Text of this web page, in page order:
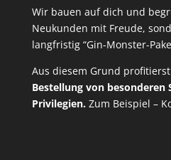
Wir bauen auf dich und
Neukunden mit Freude,
langfristig “Gin-Monster-
Aus diesem Grund
Bestellung von besonderen
Privilegien. Zum Beispiel –